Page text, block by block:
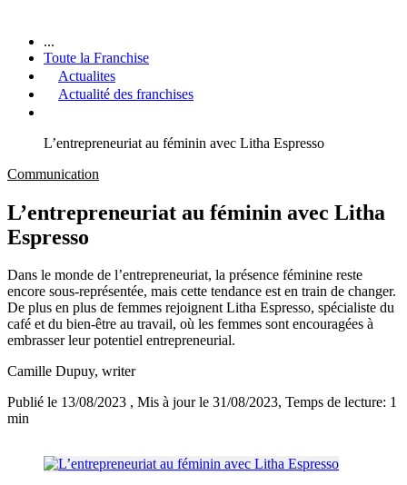
...
Toute la Franchise
Actualites
Actualité des franchises
L’entrepreneuriat au féminin avec Litha Espresso
Communication
L’entrepreneuriat au féminin avec Litha
Espresso
Dans le monde de l’entrepreneuriat, la présence féminine reste
encore sous-représentée, mais cette tendance est en train de changer.
De plus en plus de femmes rejoignent Litha Espresso, spécialiste du
café et du bien-être au travail, où les femmes sont encouragées à
embrasser leur potentiel entrepreneurial.
Camille Dupuy, writer
Publié le 13/08/2023 , Mis à jour le 31/08/2023, Temps de lecture: 1
min